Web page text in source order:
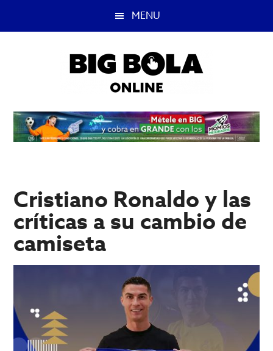
MENU
Big
Bola
mejor
del
deportivas.
Cristiano Ronaldo y las
críticas a su cambio de
camiseta